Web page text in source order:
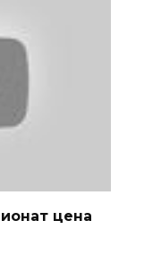
цена